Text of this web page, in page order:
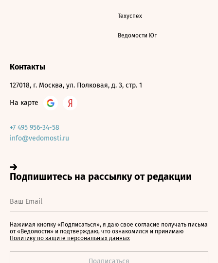
Техуспех
Ведомости Юг
Контакты
127018, г. Москва, ул. Полковая, д. 3, стр. 1
На карте
+7 495 956-34-58
info@vedomosti.ru
Нажимая кнопку «Подписаться», я даю свое согласие получать письма
от «Ведомости» и подтверждаю, что ознакомился и принимаю
Политику по защите персональных данных